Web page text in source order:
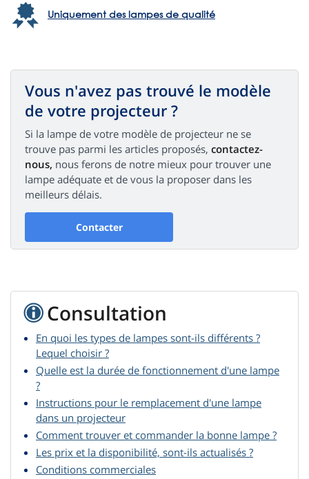
Uniquement des lampes de qualité
Vous n'avez pas trouvé le modèle
de votre projecteur ?
Si la lampe de votre modèle de projecteur ne se
trouve pas parmi les articles proposés, contactez-
nous, nous ferons de notre mieux pour trouver une
lampe adéquate et de vous la proposer dans les
meilleurs délais.
Contacter
Consultation
En quoi les types de lampes sont-ils différents ?
Lequel choisir ?
Quelle est la durée de fonctionnement d'une lampe
?
Instructions pour le remplacement d'une lampe
dans un projecteur
Comment trouver et commander la bonne lampe ?
Les prix et la disponibilité, sont-ils actualisés ?
Conditions commerciales